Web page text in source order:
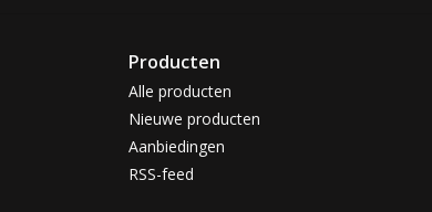
Producten
Alle producten
Nieuwe producten
Aanbiedingen
RSS-feed